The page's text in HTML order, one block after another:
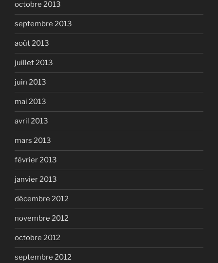
octobre 2013
septembre 2013
août 2013
juillet 2013
juin 2013
mai 2013
avril 2013
mars 2013
février 2013
janvier 2013
décembre 2012
novembre 2012
octobre 2012
septembre 2012